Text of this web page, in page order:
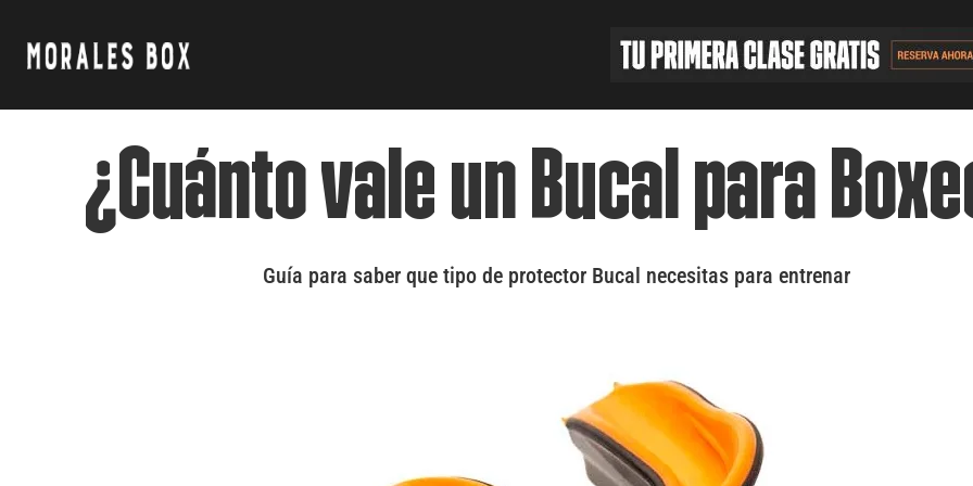
¿Cuánto vale un Bucal para
Guía para saber que tipo de protector Bucal necesitas para entrenar